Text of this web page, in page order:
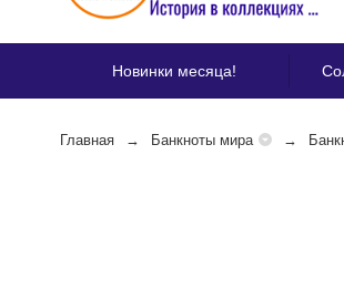
Новинки месяца!
Главная Банкноты мира